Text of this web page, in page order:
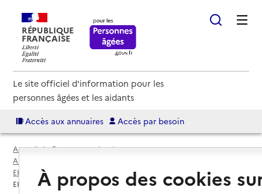
RÉPUBLIQUE
FRANÇAISE
Le site officiel d'information pour les
personnes âgées et les aidants
Accès aux annuaires Accès par besoin
Accueil
Espace annuaire
Annuaire EHPAD et maisons de retraite
EHPAD par département
Pas-de-Calais (62)
Billy-Berclau
EHPAD Les Heliantines
À propos des cookies